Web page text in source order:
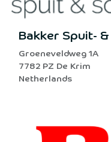
Bakker Spuit-
Groeneveldweg 1A
7782 PZ De Krim
Netherlands